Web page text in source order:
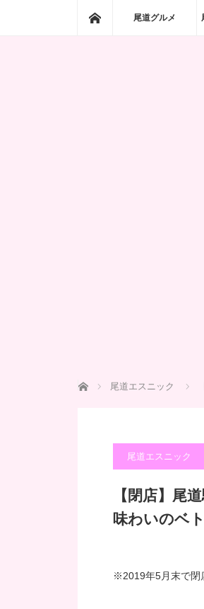
ホーム尾道グルメ
ホーム 尾道エスニック
尾道エスニック
【閉店】尾
味わいのベ
※2019年5月末で閉